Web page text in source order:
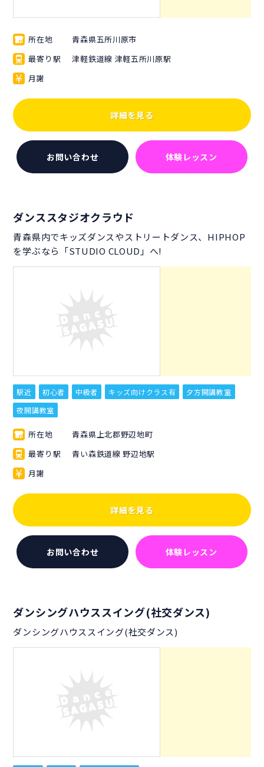
所在地
青森県五所川原市
最寄り駅
津軽鉄道線 津軽五所川原駅
月謝
詳細を見る
お問い合わせ 体験レッスン
ダンススタジオクラウド
青森県内でキッズダンスやストリートダンス、HIPHOP
を学ぶなら「STUDIO CLOUD」へ!
駅近 初心者 中級者 キッズ向けクラス有
夕方開講教室
夜開講教室
所在地
青森県上北郡野辺地町
最寄り駅
青い森鉄道線 野辺地駅
月謝
詳細を見る
お問い合わせ 体験レッスン
ダンシングハウススイング(社交ダンス)
ダンシングハウススイング(社交ダンス)